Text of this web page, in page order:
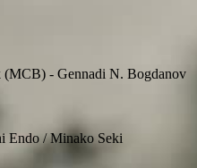
(MCB) - Gennadi N. Bogdanov
Endo / Minako Seki